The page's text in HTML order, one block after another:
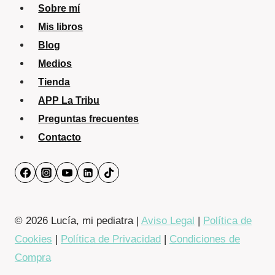
Sobre mí
Mis libros
Blog
Medios
Tienda
APP La Tribu
Preguntas frecuentes
Contacto
© 2026 Lucía, mi pediatra | Aviso Legal | Política de
Cookies | Política de Privacidad | Condiciones de
Compra